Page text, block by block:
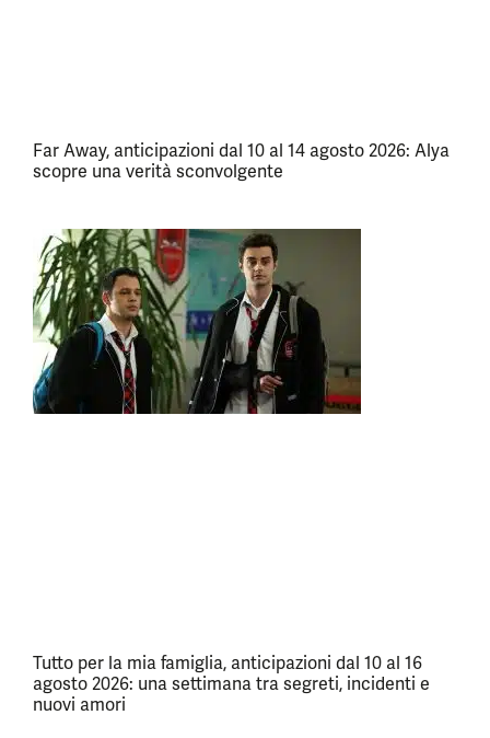
Far Away, anticipazioni dal 10 al 14 agosto 2026: Alya
scopre una verità sconvolgente
Tutto per la mia famiglia, anticipazioni dal 10 al 16
agosto 2026: una settimana tra segreti, incidenti e
nuovi amori